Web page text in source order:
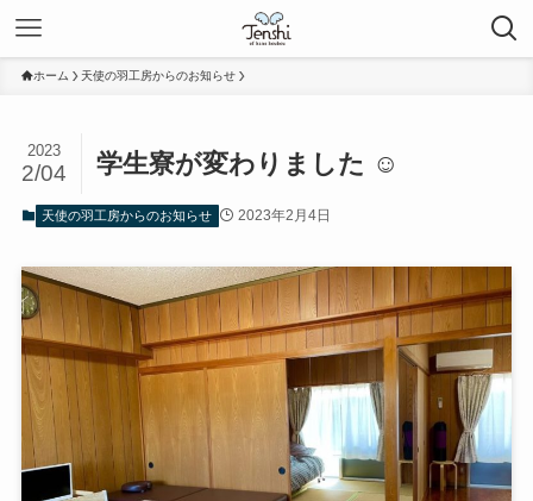
ホーム 天使の羽工房からのお知らせ
学生寮が変わりました ☺️
2023
2/04
天使の羽工房からのお知らせ 2023年2月4日